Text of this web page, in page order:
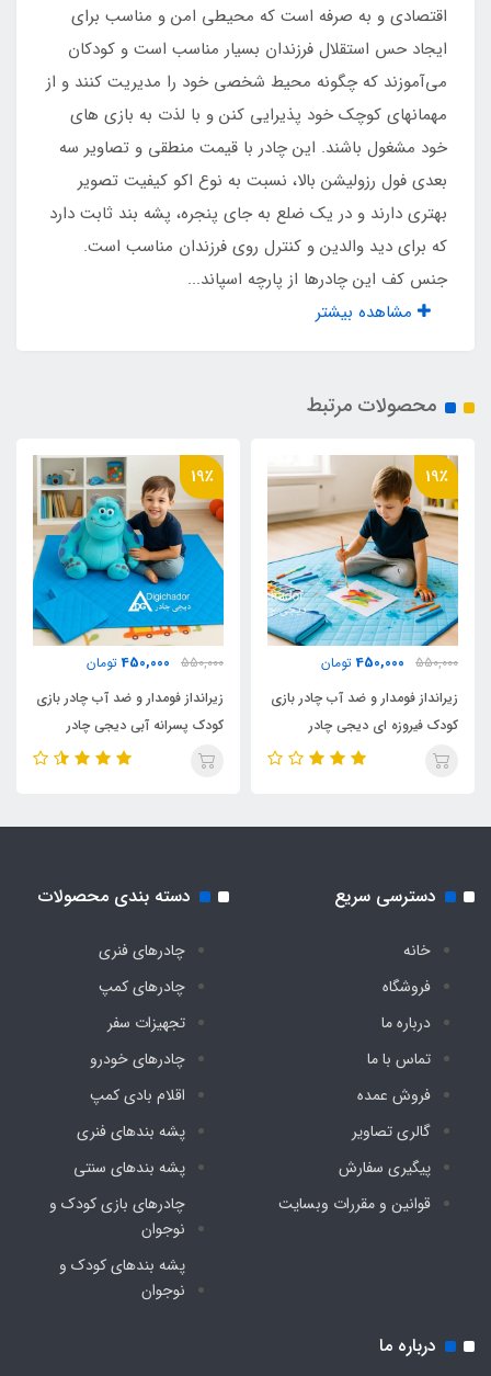
چاپ سه بعدی رزولیشن بالا
مناسب تا سن
یک تا نه سال
وزن
2000 گرم
نوع اسکلت
نوع زیپ
شماره 5 دو سر
نوع پنجره
توری پشه‌ بند ثابت
تعداد درب ورودی
یک عدد
تعداد چاپ انیمیشن
کیف حمل مخصوص بند دار
اقتصادی و به صرفه است که محیطی امن و مناسب برای
ایجاد حس استقلال فرزندان بسیار مناسب است و کودکان
می‌آموزند که چگونه محیط شخصی خود را مدیریت کنند و از
مهمانهای کوچک خود پذیرایی کنن و با لذت به بازی های
خود مشغول باشند. این چادر با قیمت منطقی و تصاویر سه
بعدی فول رزولیشن بالا، نسبت به نوع اکو کیفیت تصویر
بهتری دارند و در یک ضلع به جای پنجره، پشه‌ بند ثابت دارد
که برای دید والدین و کنترل روی فرزندان مناسب است.
جنس کف این چادرها از پارچه اسپاند...
مشاهده بیشتر
محصولات مرتبط
19٪
550,000
450,000 تومان
زیرانداز فومدار و ضد آب چادر بازی
کودک فیروزه ای دیجی چادر
19٪
550,000
450,000 تومان
زیرانداز فومدار و ضد آب چادر بازی
کودک پسرانه آبی دیجی چادر
دسترسی سریع
خانه
فروشگاه
درباره ما
تماس با ما
فروش عمده
گالری تصاویر
پیگیری سفارش
قوانین و مقررات وبسایت
دسته بندی محصولات
چادرهای فنری
چادرهای کمپ
تجهیزات سفر
چادرهای خودرو
اقلام بادی کمپ
پشه‌ بندهای فنری
پشه‌ بندهای سنتی
چادرهای بازی کودک و
نوجوان
پشه‌ بندهای کودک و
نوجوان
درباره ما